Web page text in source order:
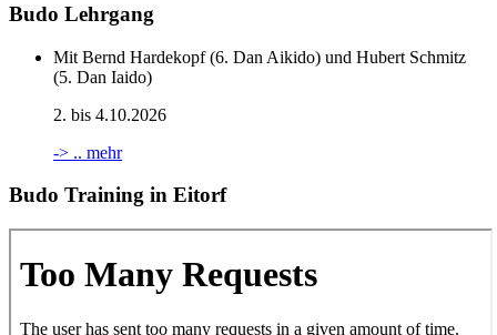
Budo Lehrgang
Mit Bernd Hardekopf (6. Dan Aikido) und Hubert Schmitz
(5. Dan Iaido)
2. bis 4.10.2026
-> .. mehr
Budo Training in Eitorf